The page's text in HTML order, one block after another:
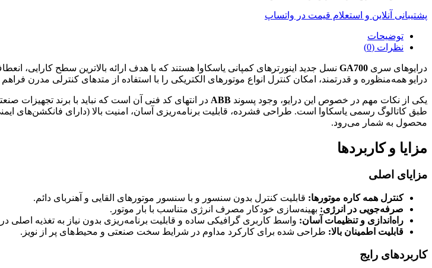
پشتیبانی آنلاین و استعلام قیمت در واتساپ
توضیحات
نظرات (0)
درایوهای سری GA700 نسل جدید اینورترهای کمپانی یاسکاوا هستند که با هدف ارائه بالاترین سطح کارایی،
درایو همه‌منظوره و قدرتمند، امکان کنترل انواع موتورهای الکتریکی را با استفاده از متدهای کنترلی مدرن
یکی از نکات مهم در خصوص این درایو، وجود پسوند ABB
محصول به شمار می‌رود.
مزایا و کاربردها
مزایای اصلی
کنترل همه کاره موتورها: قابلیت کنترل بدون سنسور و با سنسور موتورهای القایی و آهنربای دائم.
صرفه‌جویی در انرژی: بهینه‌سازی خودکار مصرف انرژی متناسب با بار موتور.
راه‌اندازی و تنظیمات آسان: واسط کاربری گرافیکی ساده و قابلیت برنامه‌ریزی بدون نیاز به تغذیه اصلی
قابلیت اطمینان بالا: طراحی شده برای کارکرد مداوم در شرایط سخت صنعتی و محیط‌های پر از نویز.
کاربردهای رایج